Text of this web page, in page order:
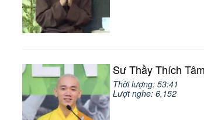
Sư Thầy Thích
Thời lượng: 53:41
Lượt nghe: 6,152